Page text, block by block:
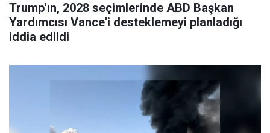
Trump'ın, 2028 seçimlerinde ABD Başkan
Yardımcısı Vance'i desteklemeyi planladığı
iddia edildi